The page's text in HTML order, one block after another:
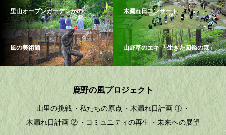
里山オープンガーデンかの 木漏れ日コンサート
風の美術館 山野草のエキ 「生きた図鑑の森」
鹿野の風プロジェクト
山里の挑戦 私たちの原点
木漏れ日計画 ①
木漏れ日計画 ②
コミュニティの再生 未来への展望